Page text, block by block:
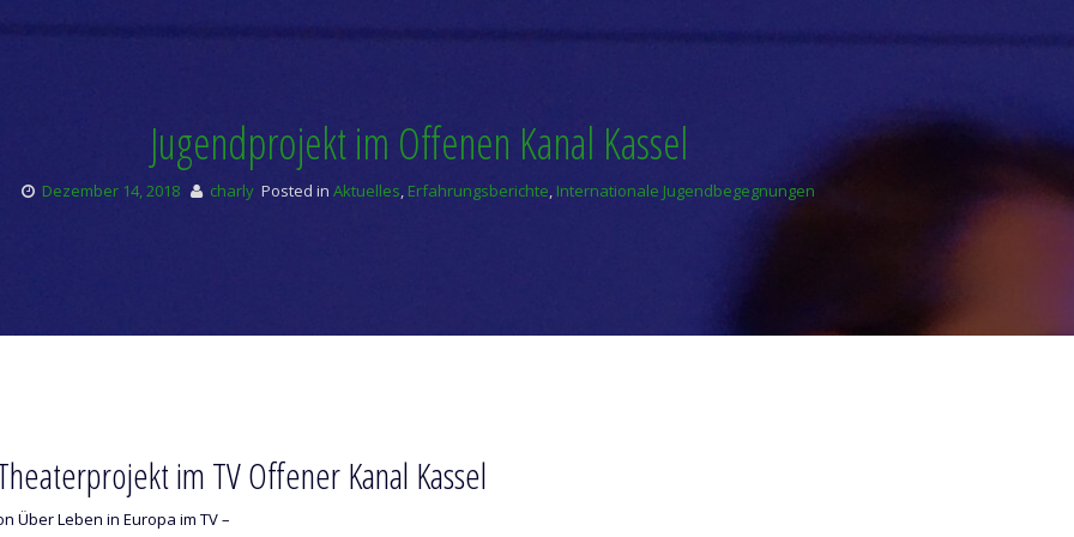
Jugendprojekt im Offenen Kanal Kassel
Dezember 14, 2018 charly Posted in Aktuelles, Erfahrungsberichte, Internationale Jugendbegegnungen
im TV Offener Kanal Kassel
Über Leben in Europa im TV –